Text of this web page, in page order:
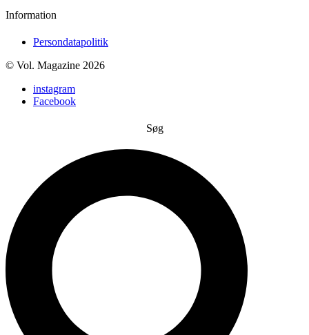
Information
Persondatapolitik
© Vol. Magazine 2026
instagram
Facebook
Søg